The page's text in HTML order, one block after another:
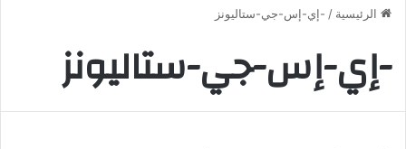
الرئيسية / -إي-إس-جي-ستاليونز
-إي-إس-جي-ستاليونز